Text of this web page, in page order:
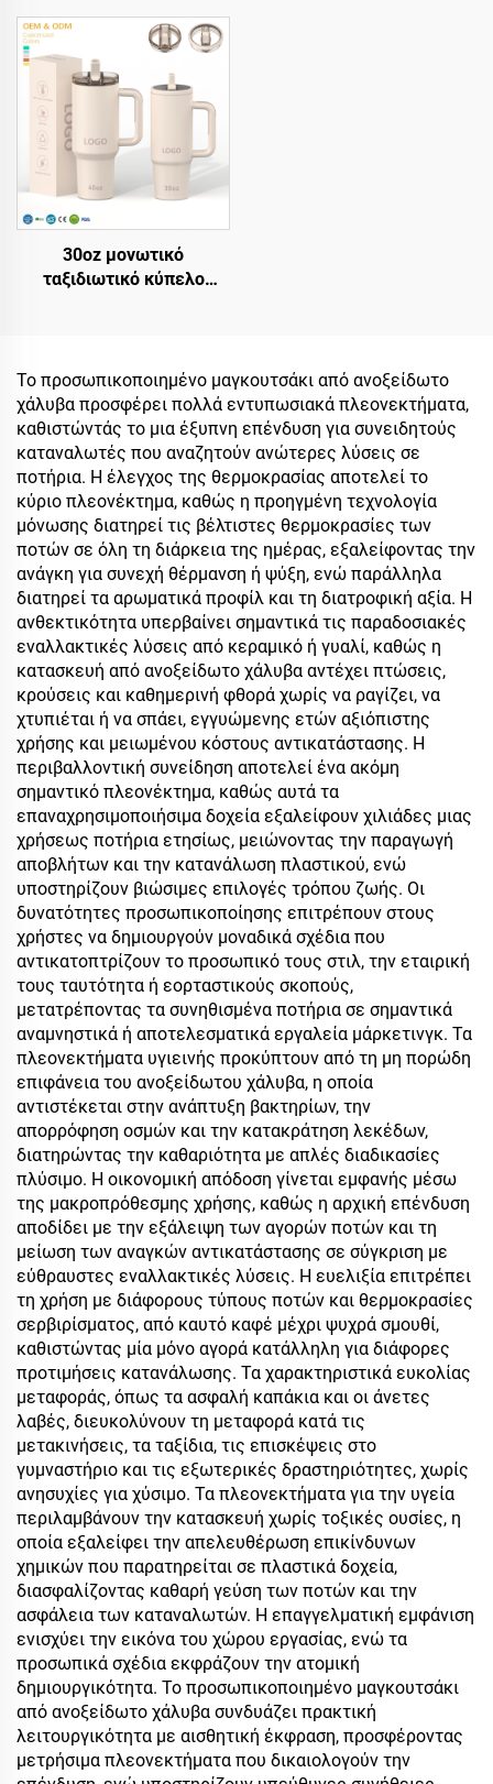
Ανοξείδητο Χάλυβα για
Καφέ, Φορητά Δίτοιχα
Κενού Μαγκιούρια για
Καφέ με Αδιάρρηκτο
30oz μονωτικό
ταξιδιωτικό κύπελο
επαναχρηστοποιούμενο
ανοξείδωτο χάλυβα
μπουκάλι νερού κύπελο
με λαβή και straw
Το προσωπικοποιημένο μαγκουτσάκι από ανοξείδωτο
χάλυβα προσφέρει πολλά εντυπωσιακά πλεονεκτήματα,
καθιστώντάς το μια έξυπνη επένδυση για συνειδητούς
καταναλωτές που αναζητούν ανώτερες λύσεις σε
ποτήρια. Η έλεγχος της θερμοκρασίας αποτελεί το
κύριο πλεονέκτημα, καθώς η προηγμένη τεχνολογία
μόνωσης διατηρεί τις βέλτιστες θερμοκρασίες των
ποτών σε όλη τη διάρκεια της ημέρας, εξαλείφοντας την
ανάγκη για συνεχή θέρμανση ή ψύξη, ενώ παράλληλα
διατηρεί τα αρωματικά προφίλ και τη διατροφική αξία. Η
ανθεκτικότητα υπερβαίνει σημαντικά τις παραδοσιακές
εναλλακτικές λύσεις από κεραμικό ή γυαλί, καθώς η
κατασκευή από ανοξείδωτο χάλυβα αντέχει πτώσεις,
κρούσεις και καθημερινή φθορά χωρίς να ραγίζει, να
χτυπιέται ή να σπάει, εγγυώμενης ετών αξιόπιστης
χρήσης και μειωμένου κόστους αντικατάστασης. Η
περιβαλλοντική συνείδηση αποτελεί ένα ακόμη
σημαντικό πλεονέκτημα, καθώς αυτά τα
επαναχρησιμοποιήσιμα δοχεία εξαλείφουν χιλιάδες μιας
χρήσεως ποτήρια ετησίως, μειώνοντας την παραγωγή
αποβλήτων και την κατανάλωση πλαστικού, ενώ
υποστηρίζουν βιώσιμες επιλογές τρόπου ζωής. Οι
δυνατότητες προσωπικοποίησης επιτρέπουν στους
χρήστες να δημιουργούν μοναδικά σχέδια που
αντικατοπτρίζουν το προσωπικό τους στιλ, την εταιρική
τους ταυτότητα ή εορταστικούς σκοπούς,
μετατρέποντας τα συνηθισμένα ποτήρια σε σημαντικά
αναμνηστικά ή αποτελεσματικά εργαλεία μάρκετινγκ. Τα
πλεονεκτήματα υγιεινής προκύπτουν από τη μη πορώδη
επιφάνεια του ανοξείδωτου χάλυβα, η οποία
αντιστέκεται στην ανάπτυξη βακτηρίων, την
απορρόφηση οσμών και την κατακράτηση λεκέδων,
διατηρώντας την καθαριότητα με απλές διαδικασίες
πλύσιμο. Η οικονομική απόδοση γίνεται εμφανής μέσω
της μακροπρόθεσμης χρήσης, καθώς η αρχική επένδυση
αποδίδει με την εξάλειψη των αγορών ποτών και τη
μείωση των αναγκών αντικατάστασης σε σύγκριση με
εύθραυστες εναλλακτικές λύσεις. Η ευελιξία επιτρέπει
τη χρήση με διάφορους τύπους ποτών και θερμοκρασίες
σερβιρίσματος, από καυτό καφέ μέχρι ψυχρά σμουθί,
καθιστώντας μία μόνο αγορά κατάλληλη για διάφορες
προτιμήσεις κατανάλωσης. Τα χαρακτηριστικά ευκολίας
μεταφοράς, όπως τα ασφαλή καπάκια και οι άνετες
λαβές, διευκολύνουν τη μεταφορά κατά τις
μετακινήσεις, τα ταξίδια, τις επισκέψεις στο
γυμναστήριο και τις εξωτερικές δραστηριότητες, χωρίς
ανησυχίες για χύσιμο. Τα πλεονεκτήματα για την υγεία
περιλαμβάνουν την κατασκευή χωρίς τοξικές ουσίες, η
οποία εξαλείφει την απελευθέρωση επικίνδυνων
χημικών που παρατηρείται σε πλαστικά δοχεία,
διασφαλίζοντας καθαρή γεύση των ποτών και την
ασφάλεια των καταναλωτών. Η επαγγελματική εμφάνιση
ενισχύει την εικόνα του χώρου εργασίας, ενώ τα
προσωπικά σχέδια εκφράζουν την ατομική
δημιουργικότητα. Το προσωπικοποιημένο μαγκουτσάκι
από ανοξείδωτο χάλυβα συνδυάζει πρακτική
λειτουργικότητα με αισθητική έκφραση, προσφέροντας
μετρήσιμα πλεονεκτήματα που δικαιολογούν την